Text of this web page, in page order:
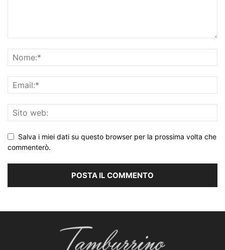
Salva i miei dati su questo browser per la prossima volta che
commenterò.